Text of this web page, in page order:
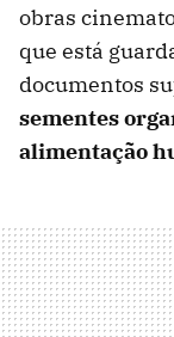
obras
que está
documentos
sementes
alimentação